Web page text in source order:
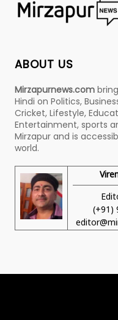
ABOUT US
Mirzapurnews.com
Hindi on Politics,
Cricket, Lifestyle,
Entertainment, sports
Mirzapur and is
world.
(+91)